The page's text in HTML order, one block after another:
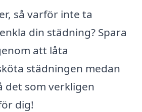
så varför inte ta
din städning? Spara
att låta
städningen medan
det som verkligen
dig!